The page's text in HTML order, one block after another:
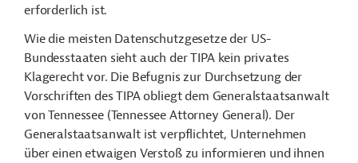
erforderlich ist.
Wie die meisten Datenschutzgesetze der US-
Bundesstaaten sieht auch der TIPA kein privates
Klagerecht vor. Die Befugnis zur Durchsetzung der
Vorschriften des TIPA obliegt dem Generalstaatsanwalt
von Tennessee (Tennessee Attorney General). Der
Generalstaatsanwalt ist verpflichtet, Unternehmen
über einen etwaigen Verstoß zu informieren und ihnen